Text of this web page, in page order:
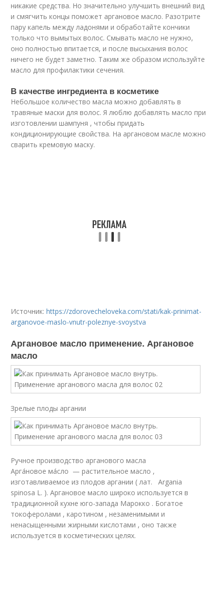
никакие средства. Но значительно улучшить внешний вид
и смягчить концы поможет аргановое масло. Разотрите
пару капель между ладонями и обработайте кончики
только что вымытых волос. Смывать масло не нужно,
оно полностью впитается, и после высыхания волос
ничего не будет заметно. Таким же образом используйте
масло для профилактики сечения.
В качестве ингредиента в косметике
Небольшое количество масла можно добавлять в
травяные маски для волос. Я люблю добавлять масло при
изготовлении шампуня , чтобы придать
кондиционирующие свойства. На аргановом масле можно
сварить кремовую маску.
Источник:https://zdorovecheloveka.com/stati/kak-prinimat-
arganovoe-maslo-vnutr-poleznye-svoystva
Аргановое масло применение. Аргановое
масло
Зрелые плоды аргании
Ручное производство арганового масла
Арга́новое ма́сло — растительное масло ,
изготавливаемое из плодов аргании ( лат. Argania
spinosa L. ). Аргановое масло широко используется в
традиционной кухне юго-запада Марокко . Богатое
токоферолами , каротином , незаменимыми и
ненасыщенными жирными кислотами , оно также
используется в косметических целях.